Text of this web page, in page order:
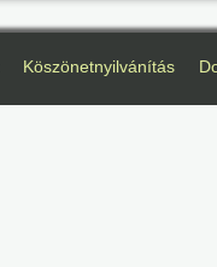
Köszönetnyilvánítás